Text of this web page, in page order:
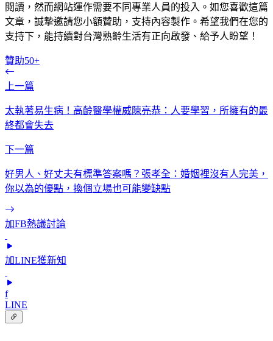
閱讀，然而網站運作需要不同專業人員的投入。如您喜歡這篇
文章，誠摯邀請您小額贊助，支持內容製作。希望我們在您的
支持下，能持續對台灣熟齡生活有正向啟發、給予人盼望！
贊助50+
上一篇
太執著易生病！高齡醫學權威陳亮恭：人要學習，所擁有的最
終都會失去
下一篇
好男人、好丈夫有標準答案嗎？張孝全：婚姻裡沒有人完美，
你以為的優點，換個立場也可能變缺點
加FB熱議討論
加LINE獲新知
f
LINE